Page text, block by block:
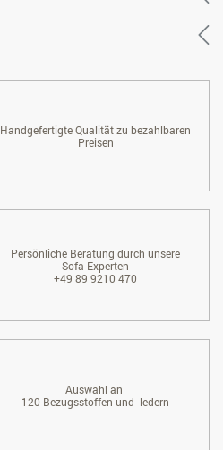
Handgefertigte Qualität zu bezahlbaren
Preisen
Persönliche Beratung durch unsere
Sofa-Experten
+49 89 9210 470
Auswahl an
120 Bezugsstoffen und -ledern